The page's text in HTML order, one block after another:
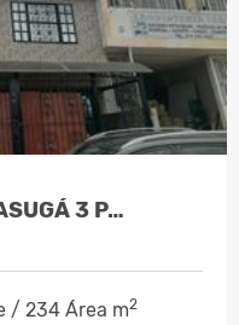
3 P…
/ 234 Área m2